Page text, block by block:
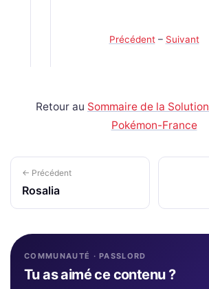
Précédent– Suivant
Retour au Sommaire de la Solution
Pokémon-France
← Précédent
Rosalia
COMMUNAUTÉ · PASSLORD
Tu as aimé ce contenu ?